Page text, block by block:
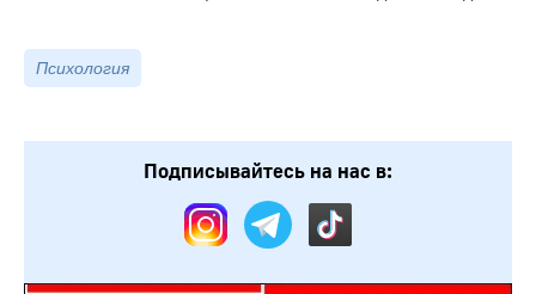
Психология
Подписывайтесь на нас в: